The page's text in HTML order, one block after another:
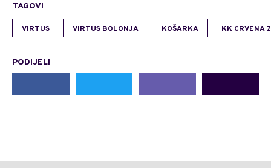
TAGOVI
VIRTUS VIRTUS BOLONJA KOŠARKA KK CRVENA
PODIJELI